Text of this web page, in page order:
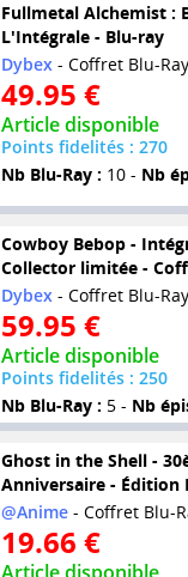
Fullmetal Alchemist :
L'Intégrale - Blu-ray
Dybex- Coffret Blu-
49.95 €
Article disponible
Points fidelités : 270
Nb Blu-Ray : 10 - Nb
Cowboy Bebop -
Collector limitée -
Dybex- Coffret Blu-
59.95 €
Article disponible
Points fidelités : 250
Nb Blu-Ray : 5 - Nb
Ghost in the Shell -
Anniversaire - Édition
@Anime- Coffret Blu-
19.66 €